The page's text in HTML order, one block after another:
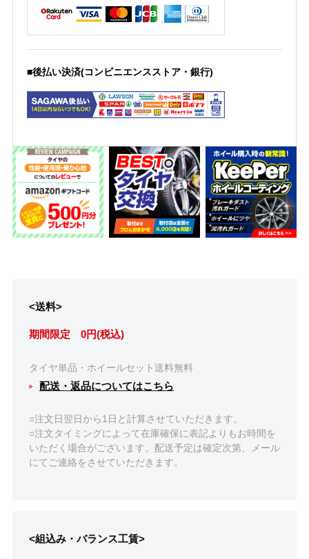
■後払い決済(コンビニエンスストア・銀行)
<送料>
期間限定 0円(税込)
タイヤ単品・ホイールセット送料無料
配送・返品についてはこちら
○注文日翌日から1日と計算させていただきます。
○注文タイミングによって在庫確保に表記よりもお時間を
いただく場合がございます。配送予定は確定次第、メール
にてご連絡をさせていただきます。
<組込み・バランス工賃>